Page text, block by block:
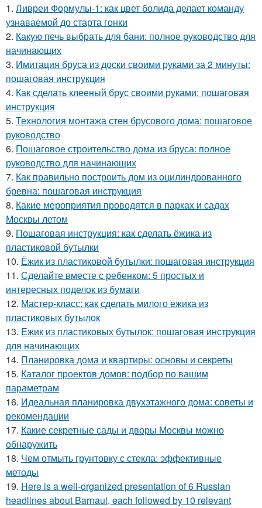
1. Ливреи Формулы-1: как цвет болида делает команду
узнаваемой до старта гонки
2. Какую печь выбрать для бани: полное руководство для
начинающих
3. Имитация бруса из доски своими руками за 2 минуты:
пошаговая инструкция
4. Как сделать клееный брус своими руками: пошаговая
инструкция
5. Технология монтажа стен брусового дома: пошаговое
руководство
6. Пошаговое строительство дома из бруса: полное
руководство для начинающих
7. Как правильно построить дом из оцилиндрованного
бревна: пошаговая инструкция
8. Какие мероприятия проводятся в парках и садах
Москвы летом
9. Пошаговая инструкция: как сделать ёжика из
пластиковой бутылки
10. Ёжик из пластиковой бутылки: пошаговая инструкция
11. Сделайте вместе с ребенком: 5 простых и
интересных поделок из бумаги
12. Мастер-класс: как сделать милого ежика из
пластиковых бутылок
13. Ежик из пластиковых бутылок: пошаговая инструкция
для начинающих
14. Планировка дома и квартиры: основы и секреты
15. Каталог проектов домов: подбор по вашим
параметрам
16. Идеальная планировка двухэтажного дома: советы и
рекомендации
17. Какие секретные сады и дворы Москвы можно
обнаружить
18. Чем отмыть грунтовку с стекла: эффективные
методы
19. Here is a well-organized presentation of 6 Russian
headlines about Barnaul, each followed by 10 relevant